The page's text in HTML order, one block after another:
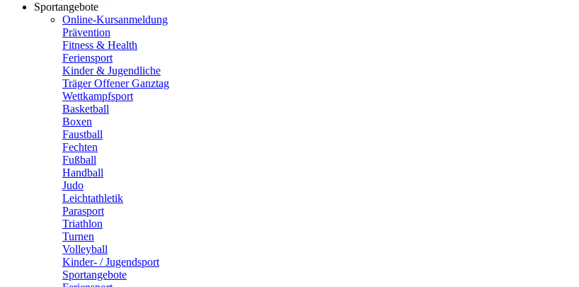
Sportangebote
Online-Kursanmeldung
Prävention
Fitness & Health
Feriensport
Kinder & Jugendliche
Träger Offener Ganztag
Wettkampfsport
Basketball
Boxen
Faustball
Fechten
Fußball
Handball
Judo
Leichtathletik
Parasport
Triathlon
Turnen
Volleyball
Kinder- / Jugendsport
Sportangebote